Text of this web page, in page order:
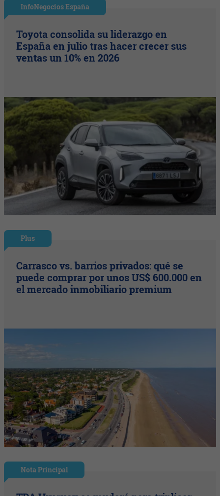
InfoNegocios España
Toyota consolida su liderazgo en
España en julio tras hacer crecer sus
ventas un 10% en 2026
Plus
Carrasco vs. barrios privados: qué se
puede comprar por unos US$ 600.000 en
el mercado inmobiliario premium
Nota Principal